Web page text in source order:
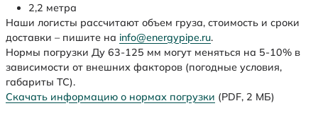
2,2 метра
Наши логисты рассчитают объем груза, стоимость и сроки
доставки – пишите на info@energypipe.ru.
Нормы погрузки Ду 63-125 мм могут меняться на 5-10% в
зависимости от внешних факторов (погодные условия,
габариты ТС).
Скачать информацию о нормах погрузки (PDF, 2 МБ)